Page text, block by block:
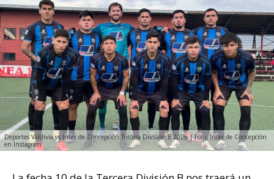
Deportes Valdivia vs Inter de Concepción Tercera División B 2026 | Foto: Inter de Concepción
en Instagram